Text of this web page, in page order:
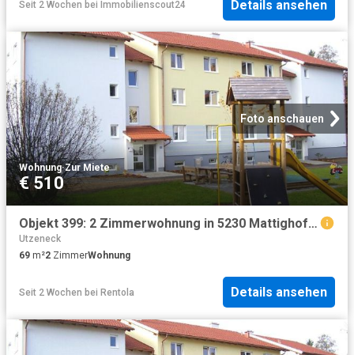
Seit 2 Wochen bei Immobilienscout24 Details ansehen
Foto anschauen
Wohnung·Zur Miete
€ 510
Objekt 399: 2 Zimmerwohnung in 5230 Mattighofen, Hofaustraße 10a, Top 9
Utzeneck
69 m²2 ZimmerWohnung
Seit 2 Wochen bei Rentola Details ansehen